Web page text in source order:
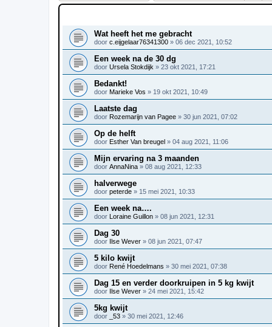
Wat heeft het me gebracht
door c.eijgelaar76341300 » 06 dec 2021, 10:52
Een week na de 30 dg
door Ursela Stokdijk » 23 okt 2021, 17:21
Bedankt!
door Marieke Vos » 19 okt 2021, 10:49
Laatste dag
door Rozemarijn van Pagee » 30 jun 2021, 07:02
Op de helft
door Esther Van breugel » 04 aug 2021, 11:06
Mijn ervaring na 3 maanden
door AnnaNina » 08 aug 2021, 12:33
halverwege
door peterde » 15 mei 2021, 10:33
Een week na….
door Loraine Guillon » 08 jun 2021, 12:31
Dag 30
door Ilse Wever » 08 jun 2021, 07:47
5 kilo kwijt
door René Hoedelmans » 30 mei 2021, 07:38
Dag 15 en verder doorkruipen in 5 kg kwijt
door Ilse Wever » 24 mei 2021, 15:42
5kg kwijt
door _53 » 30 mei 2021, 12:46